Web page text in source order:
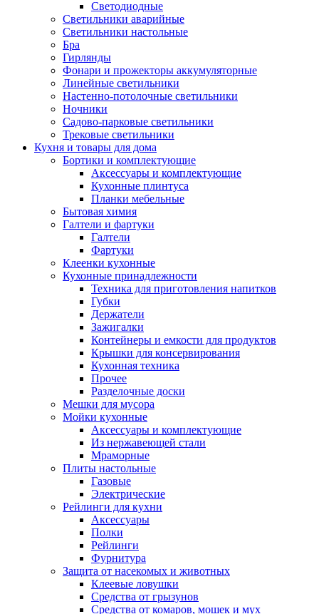
Светодиодные
Светильники аварийные
Светильники настольные
Бра
Гирлянды
Фонари и прожекторы аккумуляторные
Линейные светильники
Настенно-потолочные светильники
Ночники
Садово-парковые светильники
Трековые светильники
Кухня и товары для дома
Бортики и комплектующие
Аксессуары и комплектующие
Кухонные плинтуса
Планки мебельные
Бытовая химия
Галтели и фартуки
Галтели
Фартуки
Клеенки кухонные
Кухонные принадлежности
Техника для приготовления напитков
Губки
Держатели
Зажигалки
Контейнеры и емкости для продуктов
Крышки для консервирования
Кухонная техника
Прочее
Разделочные доски
Мешки для мусора
Мойки кухонные
Аксессуары и комплектующие
Из нержавеющей стали
Мраморные
Плиты настольные
Газовые
Электрические
Рейлинги для кухни
Аксессуары
Полки
Рейлинги
Фурнитура
Защита от насекомых и животных
Клеевые ловушки
Средства от грызунов
Средства от комаров, мошек и мух